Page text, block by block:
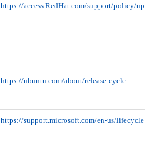
https://access.RedHat.com/support/policy/
https://ubuntu.com/about/release-cycle
https://support.microsoft.com/en-us/lifecycle